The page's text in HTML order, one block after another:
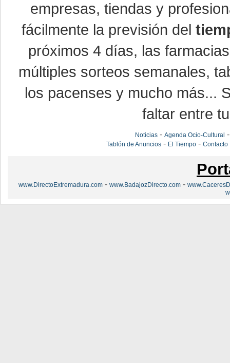
empresas, tiendas y
fácilmente la previsión del
próximos 4 días, las
múltiples sorteos semanales,
los pacenses y mucho más...
faltar entre
Noticias -Agenda Ocio-Cultural
Tablón de Anuncios - El Tiempo -Contacto
www.DirectoExtremadura.com - www.BadajozDirecto.com -